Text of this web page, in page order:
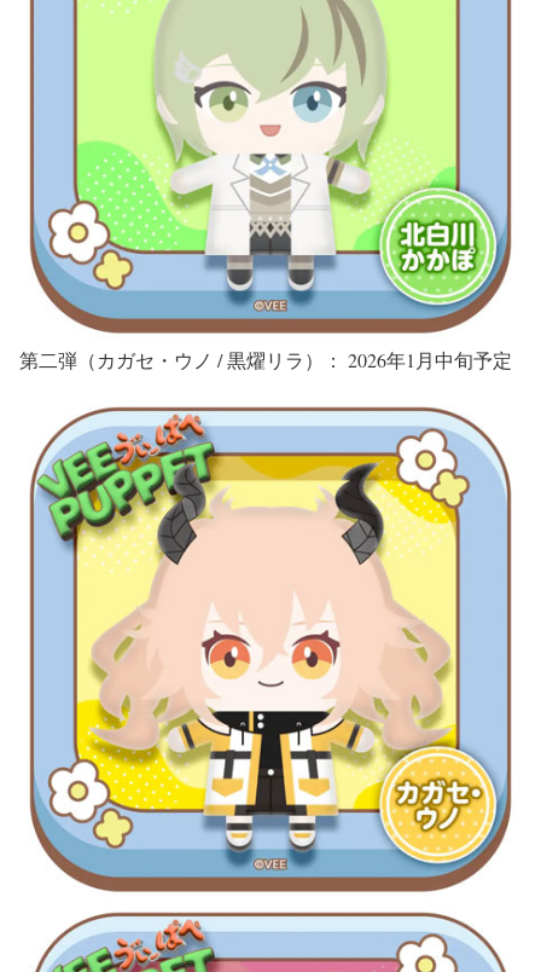
第二弾（カガセ・ウノ / 黒燿リラ）： 2026年1月中旬予定